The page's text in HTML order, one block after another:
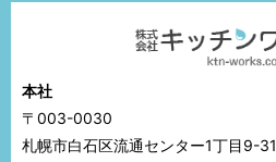
本社
〒003-0030
札幌市白石区流通センター1丁目9-31